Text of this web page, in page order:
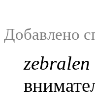
Добавлено